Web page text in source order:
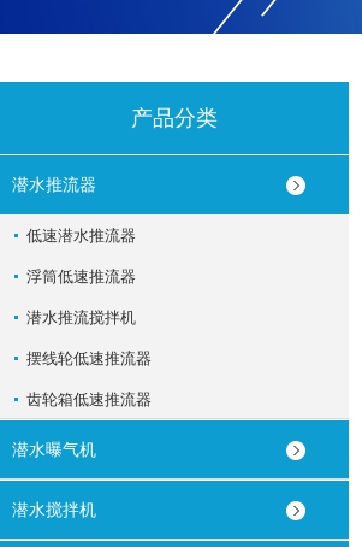
产品分类
潜水推流器
低速潜水推流器
浮筒低速推流器
潜水推流搅拌机
摆线轮低速推流器
齿轮箱低速推流器
潜水曝气机
潜水搅拌机